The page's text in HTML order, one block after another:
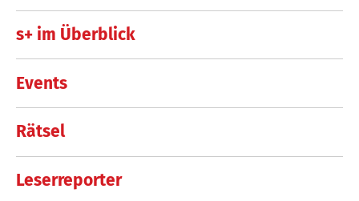
s+ im Überblick
Events
Rätsel
Leserreporter